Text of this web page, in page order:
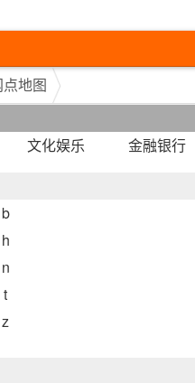
点地图
文化娱乐 金融银行
b
h
n
t
z